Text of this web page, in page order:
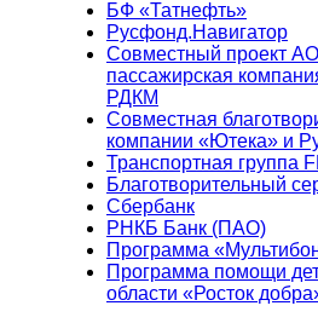
БФ «Татнефть»
Русфонд.Навигатор
Совместный проект
пассажирская
РДКМ
Совместная
компании «Ютека» и
Транспортная группа
Благотворительный
Сбербанк
РНКБ Банк (ПАО)
Программа
Программа помощи
области «Росток